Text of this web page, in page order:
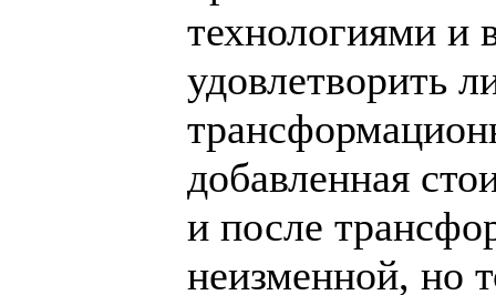
технологиями
удовлетворить
добавленная
и после
неизменной, но